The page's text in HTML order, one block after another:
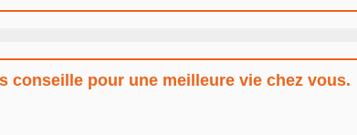
conseille pour une meilleure vie chez vous.